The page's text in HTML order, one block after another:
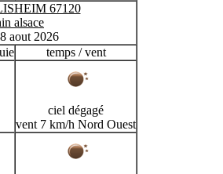
67120
alsace
aout 2026
temps / vent
ciel dégagé
vent 7 km/h Nord Ouest